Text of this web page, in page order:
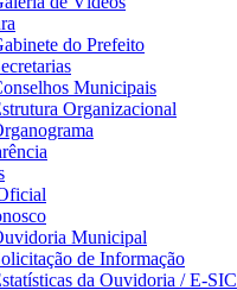
do Prefeito
Municipais
Organizacional
Municipal
de Informação
da Ouvidoria / E-SIC